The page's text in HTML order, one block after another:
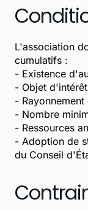
L'association
cumulatifs :
- Existence
- Objet
-
- Nombre
- Ressources
- Adoption de
du Conseil